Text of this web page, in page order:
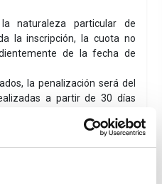
naturaleza particular de
la inscripción, la cuota no
de la fecha de
la penalización será del
a partir de 30 días
centro histórico de Siena,